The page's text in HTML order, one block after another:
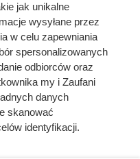
płci i romans z
była najbardziej
w historii sztuki
i przekazywali
losy słynnej
jak unikalne
wysyłane przez
w celu zapewniania
spersonalizowanych
odbiorców oraz
my i Zaufani
danych
skanować
identyfikacji.